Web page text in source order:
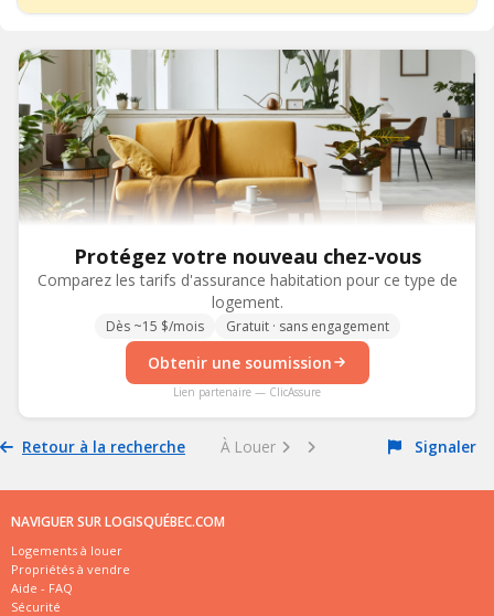
Protégez votre nouveau chez-vous
Comparez les tarifs d'assurance habitation pour ce type de
logement.
Dès ~15 $/mois Gratuit · sans engagement
Obtenir une soumission
Lien partenaire — ClicAssure
Retour à la recherche À Louer Signaler
NAVIGUER SUR LOGISQUÉBEC.COM
Logements à louer
Propriétés à vendre
Aide - FAQ
Sécurité